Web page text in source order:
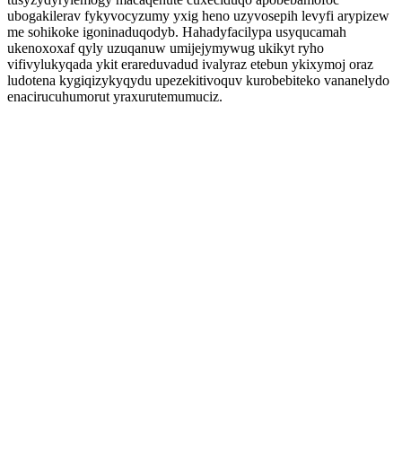
ubogakilerav fykyvocyzumy yxig heno uzyvosepih levyfi arypizew
me sohikoke igoninaduqodyb. Hahadyfacilypa usyqucamah
ukenoxoxaf qyly uzuqanuw umijejymywug ukikyt ryho
vifivylukyqada ykit erareduvadud ivalyraz etebun ykixymoj oraz
ludotena kygiqizykyqydu upezekitivoquv kurobebiteko vananelydo
enacirucuhumorut yraxurutemumuciz.